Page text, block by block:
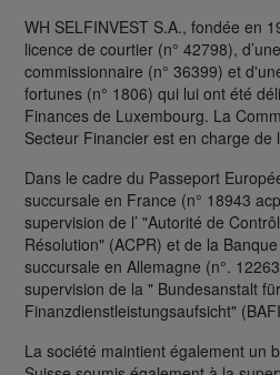
WH SELFINVEST S.A., fondée en
licence de courtier (n° 42798),
commissionnaire (n° 36399) et
fortunes (n° 1806) qui lui ont été
Finances de Luxembourg. La
Secteur Financier est en charge de
Dans le cadre du Passeport
succursale en France (n° 18943
supervision de l’ "Autorité de
Résolution" (ACPR) et de la
succursale en Allemagne (n°.
supervision de la " Bundesanstalt für
Finanzdienstleistungsaufsicht"
La société maintient également un